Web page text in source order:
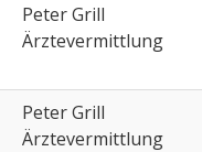
Peter Grill
Ärztevermittlung
Peter Grill
Ärztevermittlung